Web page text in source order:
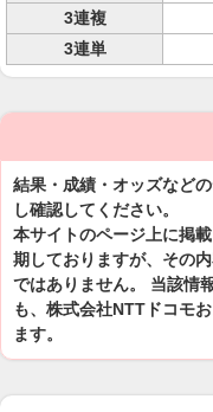
3連複
3連単
結果・成績・オッズなど
し確認してください。
本サイトのページ上に掲
期しておりますが、その
ではありません。 当該情
も、株式会社NTTドコモ
ます。